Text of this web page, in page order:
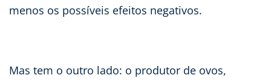
menos os possíveis efeitos negativos.
Mas tem o outro lado: o produtor de ovos,